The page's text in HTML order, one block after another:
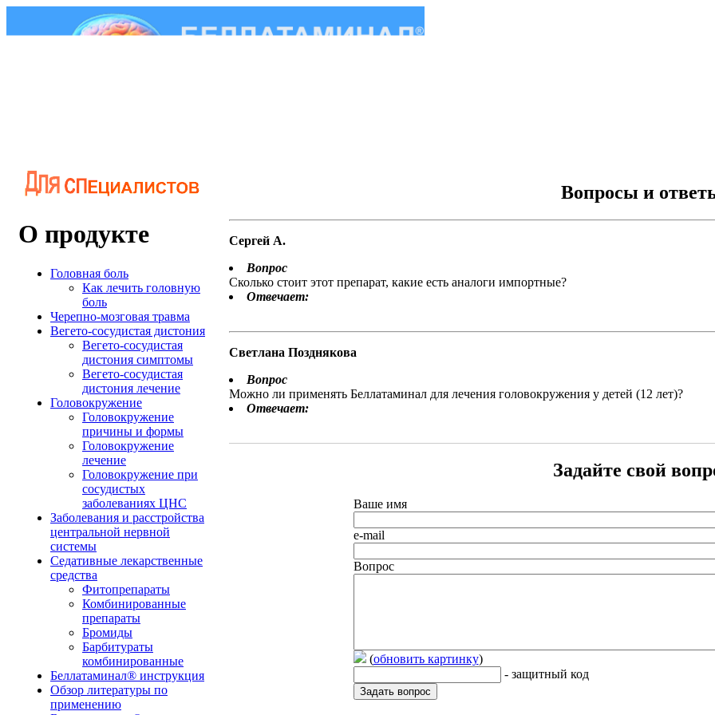
О продукте
Головная боль
Как лечить головную
боль
Черепно-мозговая травма
Вегето-сосудистая дистония
Вегето-сосудистая
дистония симптомы
Вегето-сосудистая
дистония лечение
Головокружение
Головокружение
причины и формы
Головокружение
лечение
Головокружение при
сосудистых
заболеваниях ЦНС
Заболевания и расстройства
центральной нервной
системы
Седативные лекарственные
средства
Фитопрепараты
Комбинированные
препараты
Бромиды
Барбитураты
комбинированные
Беллатаминал® инструкция
Обзор литературы по
применению
Вопросы и
Сергей А.
Вопрос
Сколько стоит этот препарат, какие есть аналоги импортные?
Отвечает:
Светлана Позднякова
Вопрос
Можно ли применять Беллатаминал для лечения головокружения у детей (12 лет)?
Отвечает:
Задайте свой
Ваше имя
e-mail
Вопрос
(обновить картинку)
- защитный код